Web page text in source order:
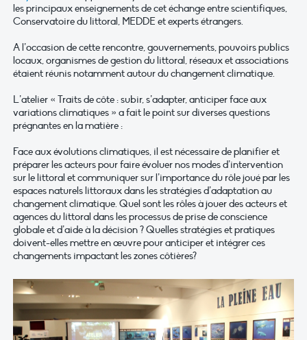
les principaux enseignements de cet échange entre scientifiques,
Conservatoire du littoral, MEDDE et experts étrangers.
A l’occasion de cette rencontre, gouvernements, pouvoirs publics
locaux, organismes de gestion du littoral, réseaux et associations
étaient réunis notamment autour du changement climatique.
L’atelier « Traits de côte : subir, s’adapter, anticiper face aux
variations climatiques » a fait le point sur diverses questions
prégnantes en la matière :
Face aux évolutions climatiques, il est nécessaire de planifier et
préparer les acteurs pour faire évoluer nos modes d’intervention
sur le littoral et communiquer sur l’importance du rôle joué par les
espaces naturels littoraux dans les stratégies d’adaptation au
changement climatique. Quel sont les rôles à jouer des acteurs et
agences du littoral dans les processus de prise de conscience
globale et d’aide à la décision ? Quelles stratégies et pratiques
doivent-elles mettre en œuvre pour anticiper et intégrer ces
changements impactant les zones côtières?